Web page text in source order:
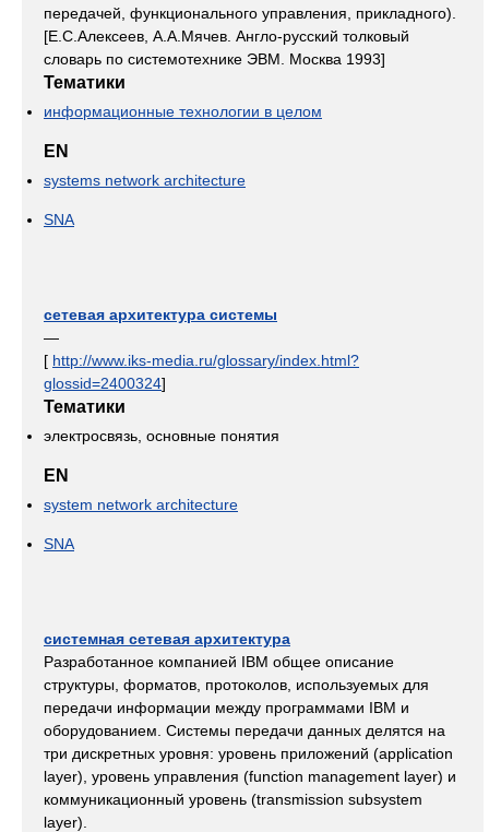
передачей, функционального управления, прикладного).
[Е.С.Алексеев, А.А.Мячев. Англо-русский толковый
словарь по системотехнике ЭВМ. Москва 1993]
Тематики
информационные технологии в целом
EN
systems network architecture
SNA
сетевая архитектура системы
—
[ http://www.iks-media.ru/glossary/index.html?
glossid=2400324]
Тематики
электросвязь, основные понятия
EN
system network architecture
SNA
системная сетевая архитектура
Разработанное компанией IBM общее описание
структуры, форматов, протоколов, используемых для
передачи информации между программами IBM и
оборудованием. Системы передачи данных делятся на
три дискретных уровня: уровень приложений (application
layer), уровень управления (function management layer) и
коммуникационный уровень (transmission subsystem
layer).